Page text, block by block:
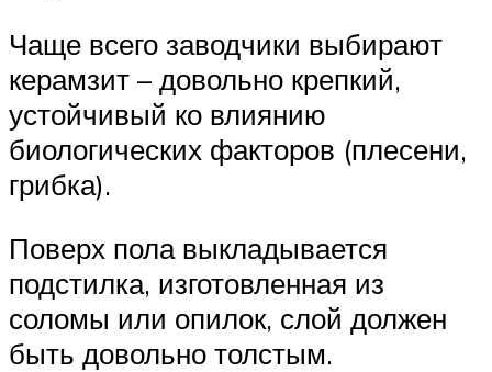
Чаще всего заводчики выбирают
керамзит – довольно крепкий,
устойчивый ко влиянию
биологических факторов (плесени,
грибка).
Поверх пола выкладывается
подстилка, изготовленная из
соломы или опилок, слой должен
быть довольно толстым.